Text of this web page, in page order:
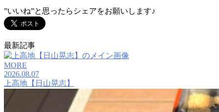
”いいね”と思ったらシェアをお願いします♪
最新記事
MORE
2026.08.07
上高地【日山晃志】